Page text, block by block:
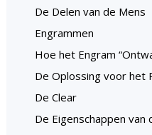
De Delen van de Mens
Engrammen
Hoe het Engram
De Oplossing voor het
De Clear
De Eigenschappen van